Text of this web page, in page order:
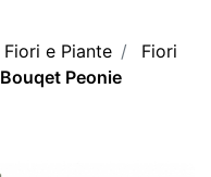
Fiori e Piante
Fiori
Bouqet Peonie